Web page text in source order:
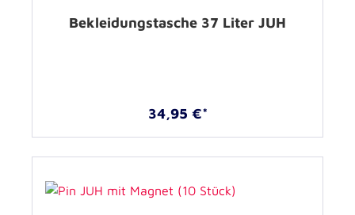
Bekleidungstasche 37 Liter JUH
34,95 €*